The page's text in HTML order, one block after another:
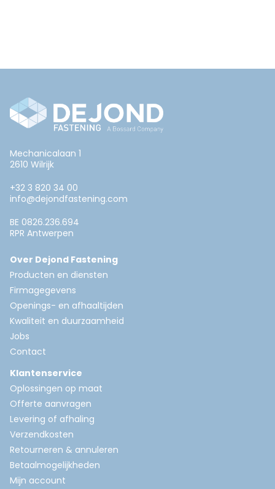
Mechanicalaan 1
2610 Wilrijk
+32 3 820 34 00
info@dejondfastening.com
BE 0826.236.694
RPR Antwerpen
Over Dejond Fastening
Producten en diensten
Firmagegevens
Openings- en afhaaltijden
Kwaliteit en duurzaamheid
Jobs
Contact
Klantenservice
Oplossingen op maat
Offerte aanvragen
Levering of afhaling
Verzendkosten
Retourneren & annuleren
Betaalmogelijkheden
Mijn account